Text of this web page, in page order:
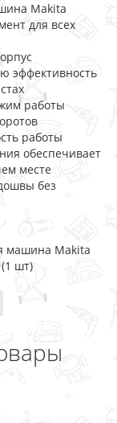
Makita
для всех
эффективность
работы
работы
обеспечивает
месте
без
машина Makita
(1 шт)